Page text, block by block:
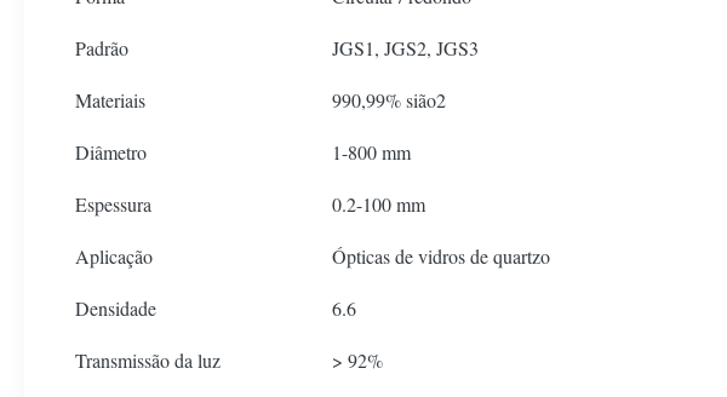
Padrão JGS1, JGS2, JGS3
Materiais 990,99% sião2
Diâmetro 1-800 mm
Espessura 0.2-100 mm
Aplicação Ópticas de vidros de quartzo
Densidade 6.6
Transmissão da luz > 92%